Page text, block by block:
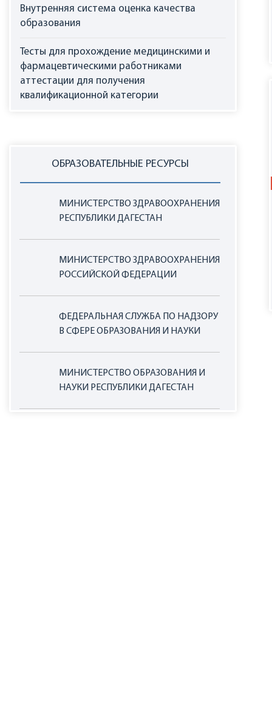
Внутренняя система оценка качества
образования
Тесты для прохождение медицинскими и
фармацевтическими работниками
аттестации для получения
квалификационной категории
ОБРАЗОВАТЕЛЬНЫЕ РЕСУРСЫ
МИНИСТЕРСТВО ЗДРАВООХРАНЕНИЯ
РЕСПУБЛИКИ ДАГЕСТАН
МИНИСТЕРСТВО ЗДРАВООХРАНЕНИЯ
РОССИЙСКОЙ ФЕДЕРАЦИИ
ФЕДЕРАЛЬНАЯ СЛУЖБА ПО НАДЗОРУ
В СФЕРЕ ОБРАЗОВАНИЯ И НАУКИ
МИНИСТЕРСТВО ОБРАЗОВАНИЯ И
НАУКИ РЕСПУБЛИКИ ДАГЕСТАН